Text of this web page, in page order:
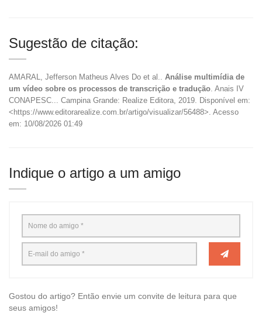
Sugestão de citação:
AMARAL, Jefferson Matheus Alves Do et al.. Análise multimídia de
um vídeo sobre os processos de transcrição e tradução . Anais IV
CONAPESC... Campina Grande: Realize Editora, 2019. Disponível em:
<https://www.editorarealize.com.br/artigo/visualizar/56488>. Acesso
em: 10/08/2026 01:49
Indique o artigo a um amigo
Gostou do artigo? Então envie um convite de leitura para que
seus amigos!